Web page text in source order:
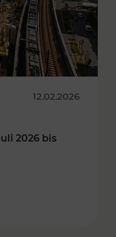
12.02.2026
2026 bis